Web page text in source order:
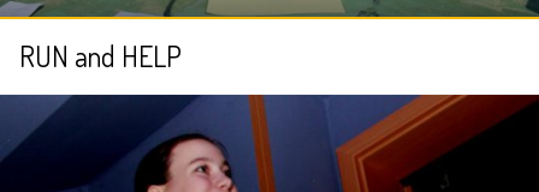
RUN and HELP